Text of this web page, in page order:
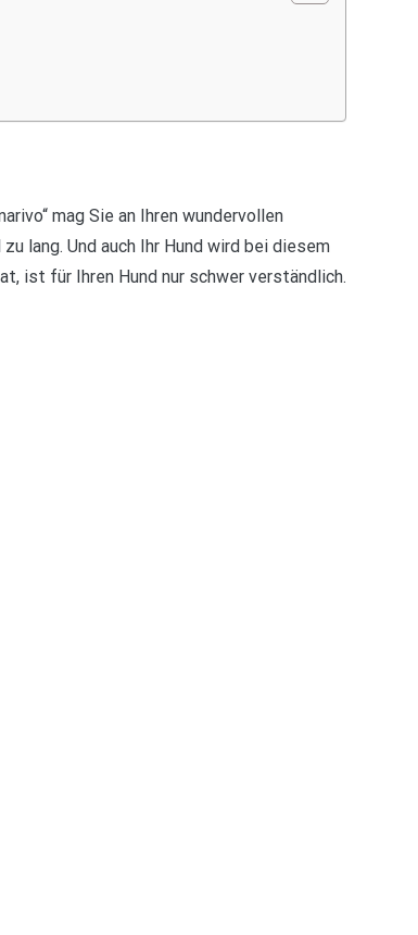
mag Sie an Ihren wundervollen
lang. Und auch Ihr Hund wird bei diesem
ist für Ihren Hund nur schwer verständlich.